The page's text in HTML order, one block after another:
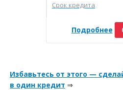
Срок кредита
Подробнее
Избавьтесь от этого —
в один кредит ⇒